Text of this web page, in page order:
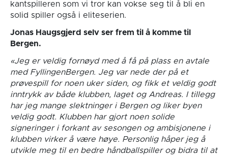
kantspilleren som vi tror kan vokse seg til å bli en
solid spiller også i eliteserien.
Jonas Haugsgjerd selv ser frem til å komme til
Bergen.
«Jeg er veldig fornøyd med å få på plass en avtale
med FyllingenBergen. Jeg var nede der på et
prøvespill for noen uker siden, og fikk et veldig godt
inntrykk av både klubben, laget og Andreas. I tillegg
har jeg mange slektninger i Bergen og liker byen
veldig godt. Klubben har gjort noen solide
signeringer i forkant av sesongen og ambisjonene i
klubben virker å være høye. Personlig håper jeg å
utvikle meg til en bedre håndballspiller og bidra til at